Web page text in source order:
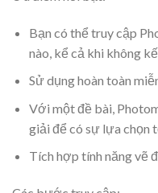
Bạn có thể truy cập
nào, kể cả khi không
Sử dụng hoàn toàn
Với một đề bài,
giải để có sự lựa chọn
Tích hợp tính năng vẽ